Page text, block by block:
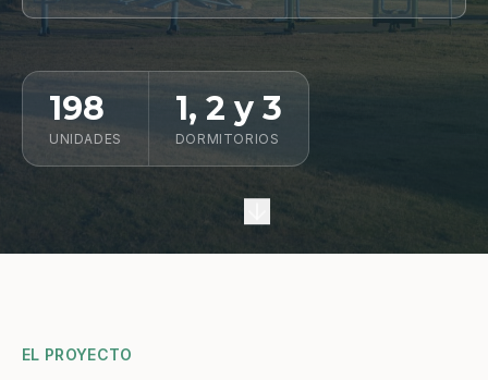
198
UNIDADES
1, 2 y 3
DORMITORIOS
EL PROYECTO